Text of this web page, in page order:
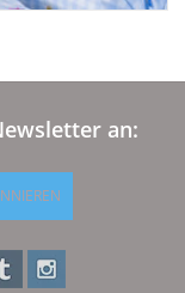
an: